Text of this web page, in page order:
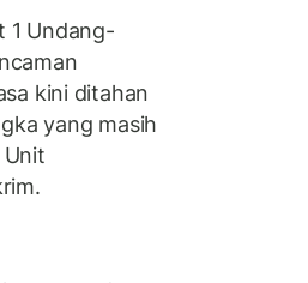
1 Undang-
kini ditahan
yang masih
Unit